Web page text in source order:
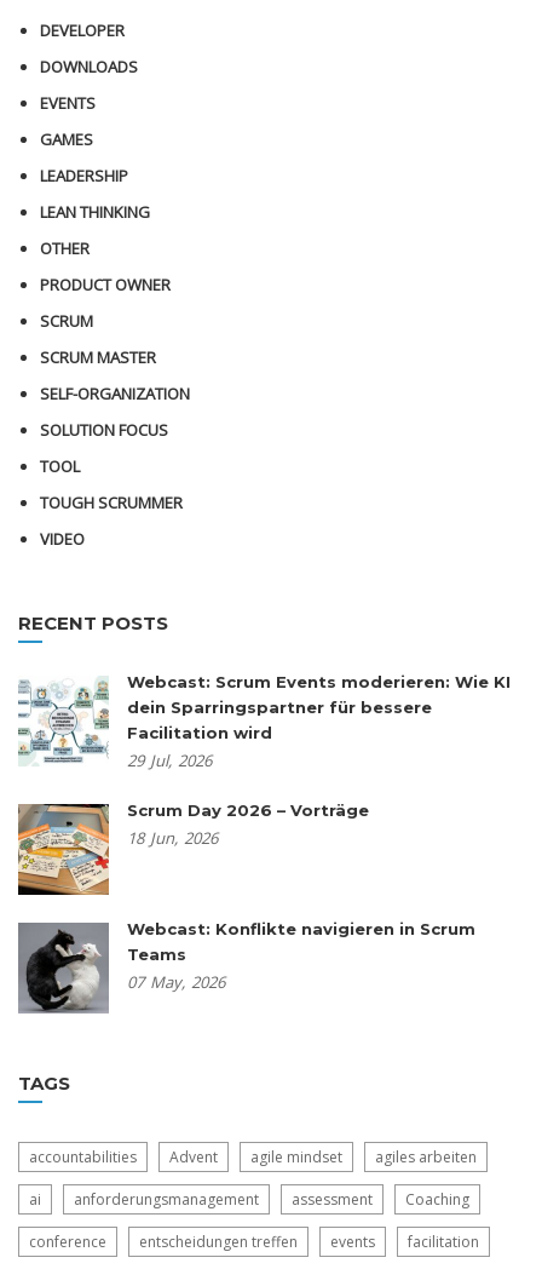
DEVELOPER
DOWNLOADS
EVENTS
GAMES
LEADERSHIP
LEAN THINKING
OTHER
PRODUCT OWNER
SCRUM
SCRUM MASTER
SELF-ORGANIZATION
SOLUTION FOCUS
TOOL
TOUGH SCRUMMER
VIDEO
RECENT POSTS
Webcast: Scrum Events moderieren: Wie KI
dein Sparringspartner für bessere
Facilitation wird
29 Jul, 2026
Scrum Day 2026 – Vorträge
18 Jun, 2026
Webcast: Konflikte navigieren in Scrum
Teams
07 May, 2026
TAGS
accountabilities Advent agile mindset agiles arbeiten
ai anforderungsmanagement assessment Coaching
conference entscheidungen treffen events facilitation